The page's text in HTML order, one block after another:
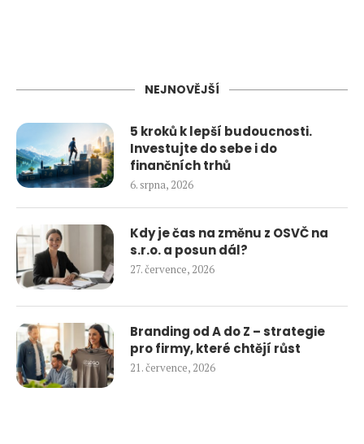
NEJNOVĚJŠÍ
5 kroků k lepší budoucnosti.
Investujte do sebe i do
finančních trhů
6. srpna, 2026
Kdy je čas na změnu z OSVČ na
s.r.o. a posun dál?
27. července, 2026
Branding od A do Z – strategie
pro firmy, které chtějí růst
21. července, 2026